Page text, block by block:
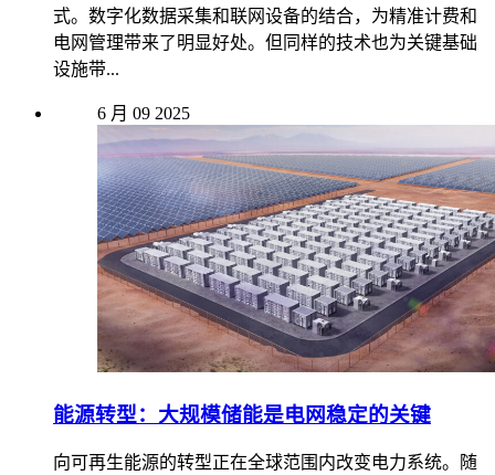
式。数字化数据采集和联网设备的结合，为精准计费和
电网管理带来了明显好处。但同样的技术也为关键基础
设施带...
6 月 09 2025
能源转型：大规模储能是电网稳定的关键
向可再生能源的转型正在全球范围内改变电力系统。随